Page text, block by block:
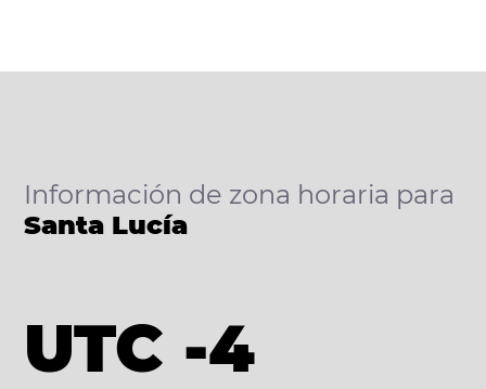
Información de zona horaria para
Santa Lucía
UTC -4